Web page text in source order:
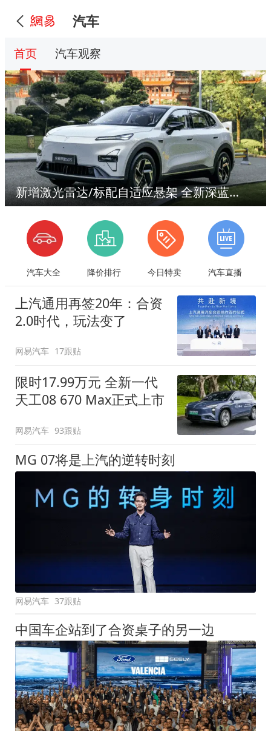
汽车
首页 汽车观察
新增激光雷达/标配自适应悬架 全新深蓝S05售11.59万起
汽车大全 降价排行 今日特卖 汽车直播
上汽通用再签20年：合资
2.0时代，玩法变了
网易汽车 17跟贴
限时17.99万元 全新一代
天工08 670 Max正式上市
网易汽车 93跟贴
MG 07将是上汽的逆转时刻
网易汽车 37跟贴
中国车企站到了合资桌子的另一边